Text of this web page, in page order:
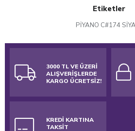
Etiketler
PİYANO C#174
3000 TL VE ÜZERİ
ALIŞVERİŞLERDE
KARGO ÜCRETSİZ!
KREDİ KARTINA
TAKSİT